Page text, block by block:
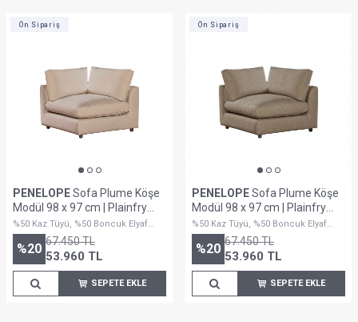
Ön Sipariş
PENELOPESofa Plume Köşe
Modül 98 x 97 cm | Plainfry
Kumaş - Krem Dokulu
%50 Kaz Tüyü, %50 Boncuk Elyaf
Dolguludur
%20 67.450TL
53.960 TL
SEPETE EKLE
Ön Sipariş
PENELOPESofa Plume Köşe
Modül 98 x 97 cm | Plainfry
Kumaş - Kahve Keten
%50 Kaz Tüyü, %50 Boncuk Elyaf
Dolguludur
%20 67.450TL
53.960 TL
SEPETE EKLE